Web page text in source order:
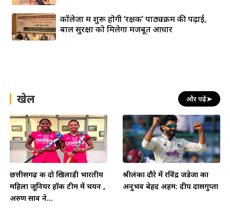
कॉलेजों में शुरू होगी ‘रक्षक’ पाठ्यक्रम की पढ़ाई,
बाल सुरक्षा को मिलेगा मजबूत आधार
खेल और पढ़ें➤
छत्तीसगढ़ की दो खिलाड़ी भारतीय
महिला जूनियर हॉकी टीम में चयन ,
अरुण साव ने...
श्रीलंका दौरे में रविंद्र जडेजा का
अनुभव बेहद अहम: दीप दासगुप्ता